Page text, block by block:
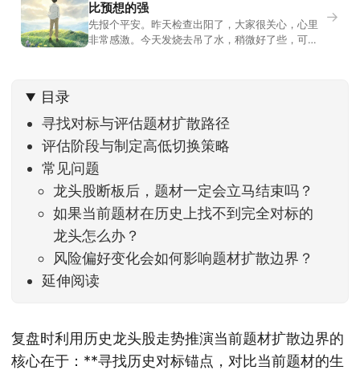
比预想的强
先报个平安。昨天检查出阳了，大家很关心，心里
非常感激。今天发烧去吊了水，稍微好了些，可没
去相差不大，但细看下来，跌幅超过3%的只有不到
→
目录
寻找对标与评估题材扩散路径
评估阶段与制定高低切换策略
常见问题
龙头股断板后，题材一定会立马结束吗？
如果当前题材在历史上找不到完全对标的
龙头怎么办？
风险偏好变化会如何影响题材扩散边界？
延伸阅读
复盘时利用历史龙头股走势推演当前题材扩散边界的
核心在于：**寻找历史对标锚点，对比当前题材的生